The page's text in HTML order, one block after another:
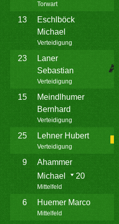
Torwart
13
Eschlböck
Michael
Verteidigung
23
Laner
Sebastian
Verteidigung
15
Meindlhumer
Bernhard
Verteidigung
25 Lehner Hubert
Verteidigung
9
Ahammer
Michael
20
Mittelfeld
6 Huemer Marco
Mittelfeld